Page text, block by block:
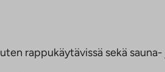
rappukäytävissä sekä